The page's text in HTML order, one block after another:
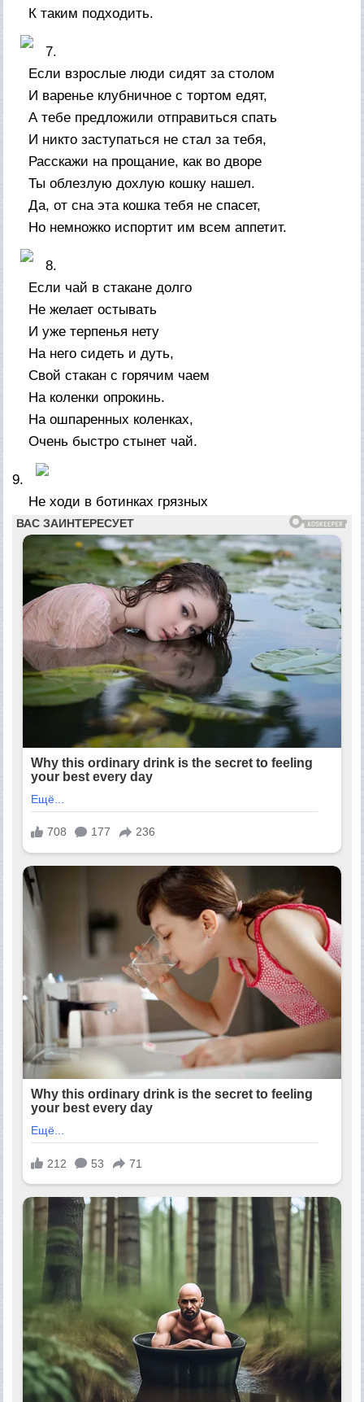
К таким подходить.
7.
Если взрослые люди сидят за столом
И варенье клубничное с тортом едят,
А тебе предложили отправиться спать
И никто заступаться не стал за тебя,
Расскажи на прощание, как во дворе
Ты облезлую дохлую кошку нашел.
Да, от сна эта кошка тебя не спасет,
Но немножко испортит им всем аппетит.
8.
Если чай в стакане долго
Не желает остывать
И уже терпенья нету
На него сидеть и дуть,
Свой стакан с горячим чаем
На коленки опрокинь.
На ошпаренных коленках,
Очень быстро стынет чай.
9.
Не ходи в ботинках грязных